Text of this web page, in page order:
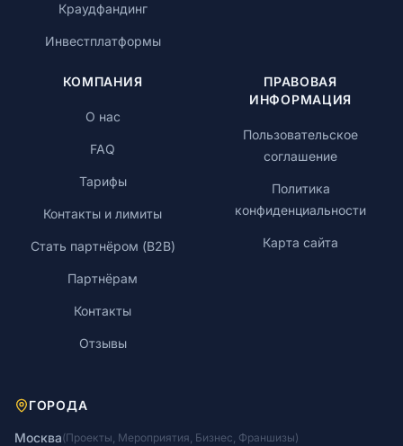
Краудфандинг
Инвестплатформы
КОМПАНИЯ
О нас
FAQ
Тарифы
Контакты и лимиты
Стать партнёром (B2B)
Партнёрам
Контакты
Отзывы
ПРАВОВАЯ
ИНФОРМАЦИЯ
Пользовательское
соглашение
Политика
конфиденциальности
Карта сайта
ГОРОДА
Москва(Проекты, Мероприятия, Бизнес, Франшизы)